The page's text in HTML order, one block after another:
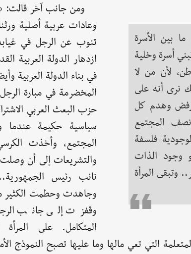
بين الأسرة
أسرة وخلية
لأن من لا
نرى أنه على
رفض وهدم كل
نصف المجتمع
فلسفة
وجود الذات
وتبقى المرأة
ومن جانب آخر قالت:
وعادات عربية أصلية
تنوب عن الرجل في
ازدهار الدولة العربية
في بناء الدولة العربية
المخضرمة في مبارة
حزب البعث العربي
سياسية حكيمة عندما
المجتمع، وأخذت
والتشريعات إلى أن
نائب رئيس
وجاهدت وحطمت الكثير من
وقفزت إلى جانب
المتكامل. على
المتعلمة التي تعي مالها وما عليها تصبح النموذج